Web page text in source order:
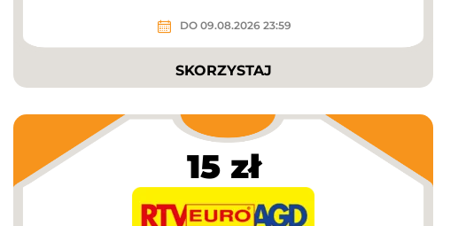
DO 09.08.2026 23:59
SKORZYSTAJ
15 zł